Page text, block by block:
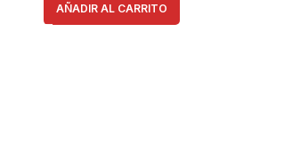
AÑADIR AL CARRITO